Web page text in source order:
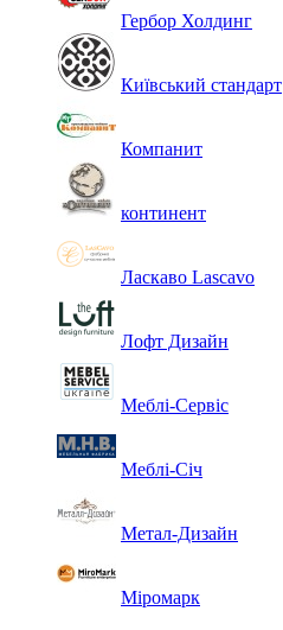
Гербор Холдинг
Київський стандарт
Компанит
континент
Ласкаво Lascavo
Лофт Дизайн
Меблі-Сервіс
Меблі-Січ
Метал-Дизайн
Міромарк